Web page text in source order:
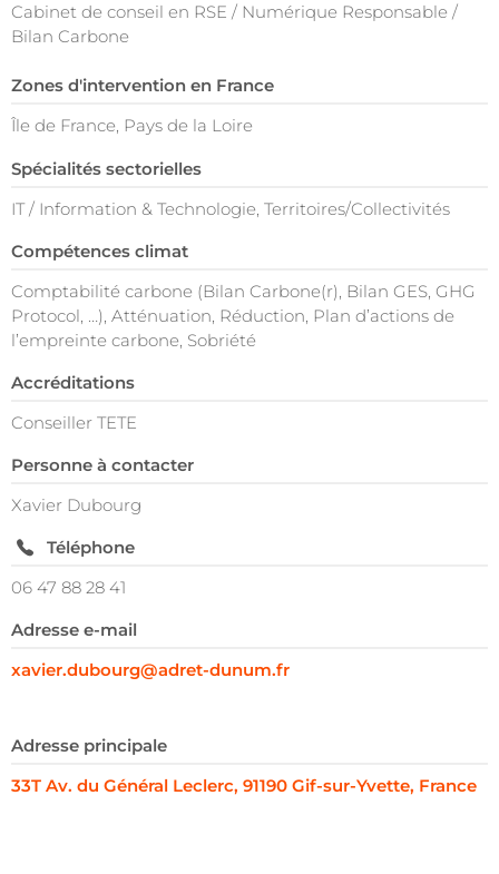
Cabinet de conseil en RSE / Numérique Responsable /
Bilan Carbone
Zones d'intervention en France
Île de France, Pays de la Loire
Spécialités sectorielles
IT / Information & Technologie, Territoires/Collectivités
Compétences climat
Comptabilité carbone (Bilan Carbone(r), Bilan GES, GHG
Protocol, …), Atténuation, Réduction, Plan d’actions de
l’empreinte carbone, Sobriété
Accréditations
Conseiller TETE
Personne à contacter
Xavier Dubourg
Téléphone
06 47 88 28 41
Adresse e-mail
xavier.dubourg@adret-dunum.fr
Adresse principale
33T Av. du Général Leclerc, 91190 Gif-sur-Yvette, France